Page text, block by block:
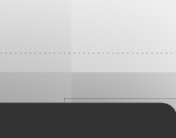
ΤΙΜΉ : CFPF 4,900